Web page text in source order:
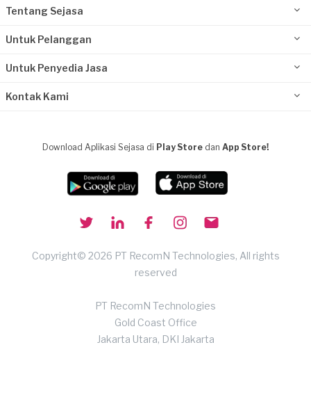
Tentang Sejasa
Untuk Pelanggan
Untuk Penyedia Jasa
Kontak Kami
Download Aplikasi Sejasa di Play Store dan App Store!
Copyright© 2026 PT RecomN Technologies, All rights
reserved
PT RecomN Technologies
Gold Coast Office
Jakarta Utara, DKI Jakarta